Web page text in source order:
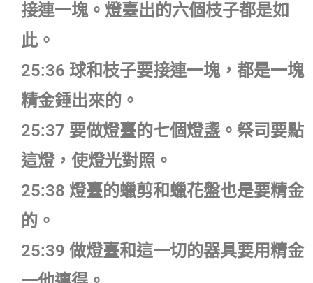
接連一塊。燈臺出的六個枝子都是如
此。
25:36 球和枝子要接連一塊，都是一塊
精金錘出來的。
25:37 要做燈臺的七個燈盞。祭司要點
這燈，使燈光對照。
25:38 燈臺的蠟剪和蠟花盤也是要精金
的。
25:39 做燈臺和這一切的器具要用精金